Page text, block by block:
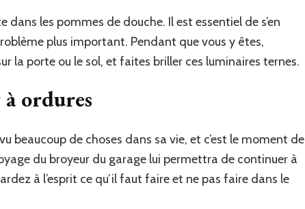
les pommes de douche. Il est essentiel de s’en
plus important. Pendant que vous y êtes,
la porte ou le sol, et faites briller ces luminaires ternes.
ordures
beaucoup de choses dans sa vie, et c’est le moment de
du broyeur du garage lui permettra de continuer à
à l’esprit ce qu’il faut faire et ne pas faire dans le